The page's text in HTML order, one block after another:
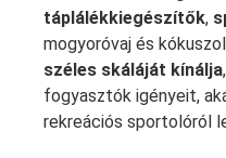
táplálékkiegészítők,
mogyoróvaj és
széles skáláját kínálja
fogyasztók igényeit,
rekreációs sportolóról